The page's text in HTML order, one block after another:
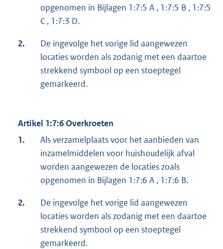
opgenomen in Bijlagen 1:7:5 A , 1:7:5 B , 1:7:5
C , 1:7:3 D.
2.
De ingevolge het vorige lid aangewezen
locaties worden als zodanig met een daartoe
strekkend symbool op een stoeptegel
gemarkeerd.
Artikel 1:7:6 Overkroeten
1.
Als verzamelplaats voor het aanbieden van
inzamelmiddelen voor huishoudelijk afval
worden aangewezen de locaties zoals
opgenomen in Bijlagen 1:7:6 A , 1:7:6 B.
2.
De ingevolge het vorige lid aangewezen
locaties worden als zodanig met een daartoe
strekkend symbool op een stoeptegel
gemarkeerd.